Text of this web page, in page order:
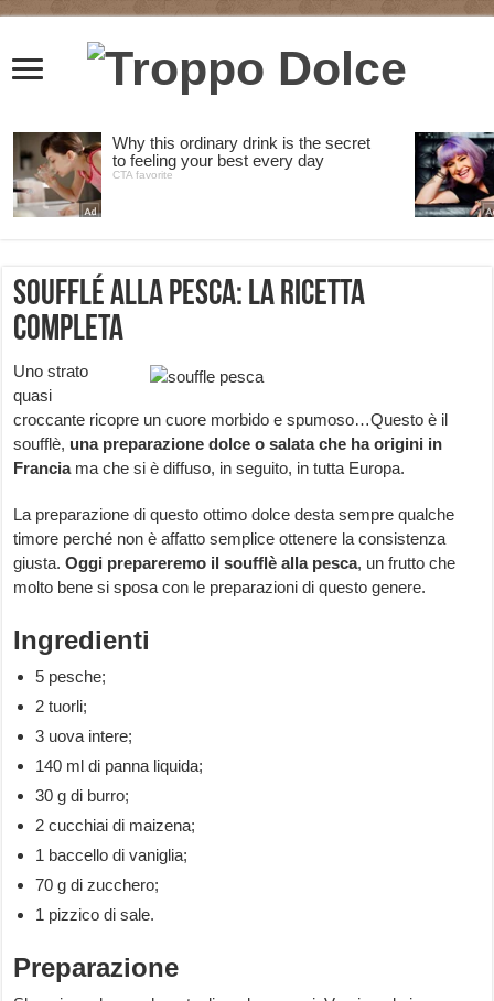
Soufflé alla Pesca: la ricetta
completa
Uno strato
quasi
croccante ricopre un cuore morbido e spumoso…Questo è il
soufflè, una preparazione dolce o salata che ha origini in
Franciama che si è diffuso, in seguito, in tutta Europa.
La preparazione di questo ottimo dolce desta sempre qualche
timore perché non è affatto semplice ottenere la consistenza
giusta.Oggi prepareremo il soufflè alla pesca, un frutto che
molto bene si sposa con le preparazioni di questo genere.
Ingredienti
5 pesche;
2 tuorli;
3 uova intere;
140 ml di panna liquida;
30 g di burro;
2 cucchiai di maizena;
1 baccello di vaniglia;
70 g di zucchero;
1 pizzico di sale.
Preparazione